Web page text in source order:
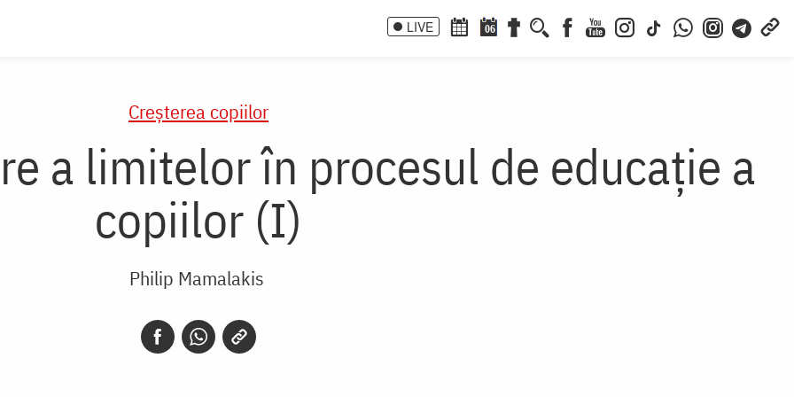
LIVE 06
Creşterea copiilor
a limitelor în procesul de educație a
copiilor (I)
Philip Mamalakis